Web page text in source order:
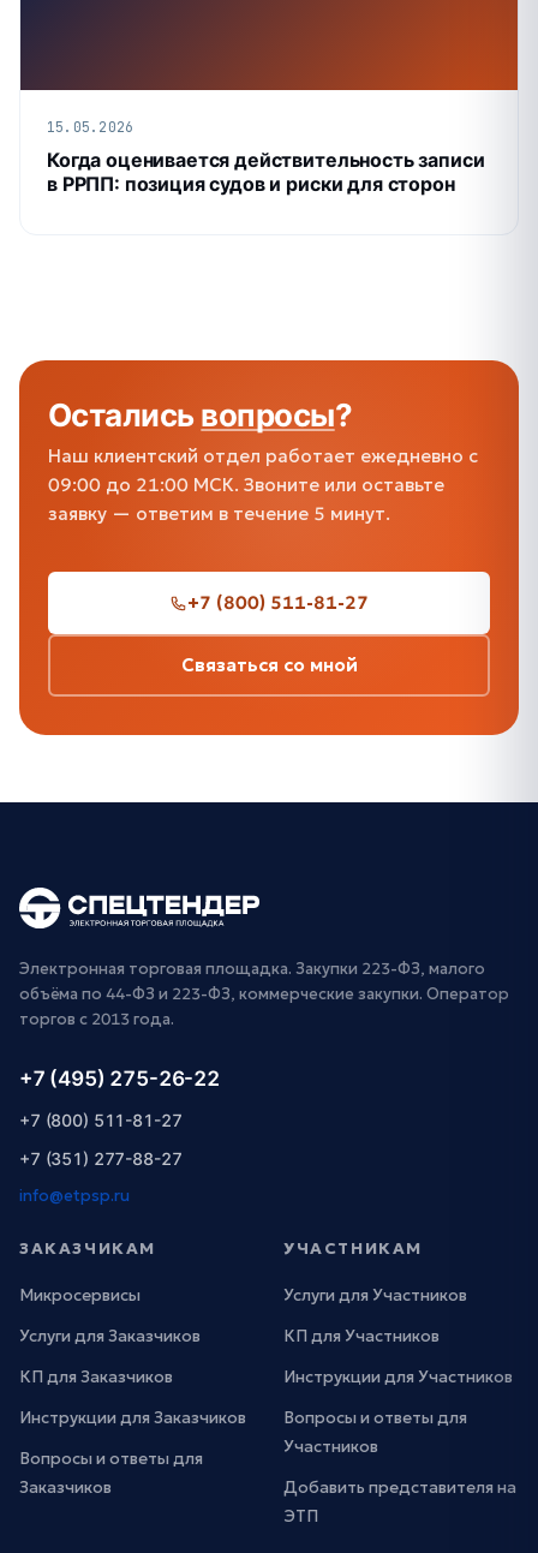
15.05.2026
Когда оценивается действительность записи
в РРПП: позиция судов и риски для сторон
Осталисьвопросы?
Наш клиентский отдел работает ежедневно с
09:00 до 21:00 МСК. Звоните или оставьте
заявку — ответим в течение 5 минут.
+7 (800) 511-81-27
Связаться со мной
Электронная торговая площадка. Закупки 223-ФЗ, малого
объёма по 44-ФЗ и 223-ФЗ, коммерческие закупки. Оператор
торгов с 2013 года.
+7 (495) 275-26-22
+7 (800) 511-81-27
+7 (351) 277-88-27
info@etpsp.ru
ЗАКАЗЧИКАМ
Микросервисы
Услуги для Заказчиков
КП для Заказчиков
Инструкции для Заказчиков
Вопросы и ответы для
Заказчиков
УЧАСТНИКАМ
Услуги для Участников
КП для Участников
Инструкции для Участников
Вопросы и ответы для
Участников
Добавить представителя на
ЭТП